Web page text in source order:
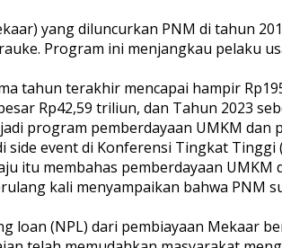
yang diluncurkan PNM di tahun
Program ini menjangkau pelaku
tahun terakhir mencapai hampir
Rp42,59 triliun, dan Tahun 2023
program pemberdayaan UMKM
event di Konferensi Tingkat
itu membahas pemberdayaan UMKM
kali menyampaikan bahwa PNM
(NPL) dari pembiayaan Mekaar